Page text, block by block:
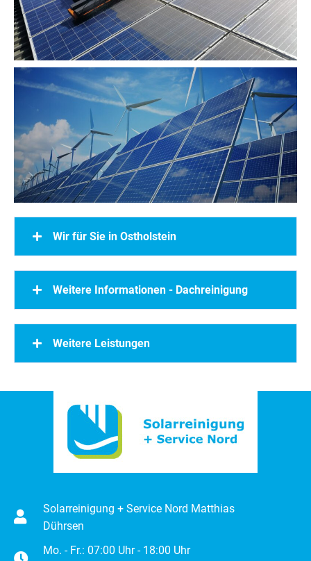
Wir für Sie in Ostholstein
Weitere Informationen - Dachreinigung
Weitere Leistungen
Solarreinigung + Service Nord Matthias
Dührsen
Mo. - Fr.: 07:00 Uhr - 18:00 Uhr